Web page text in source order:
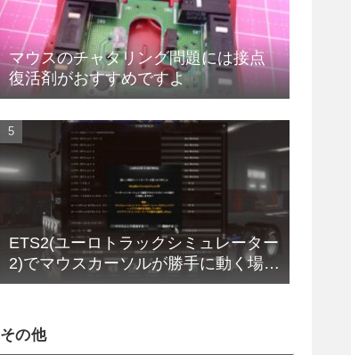
マウスのチャタリング問題には接点
復活剤がおすすめですよ
ETS2(ユーロトラックシミュレーター
2)でマウスカーソルが勝手に動く場合
の解決法(改定版)
その他